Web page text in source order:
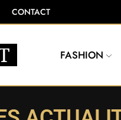
CONTACT
FASHION